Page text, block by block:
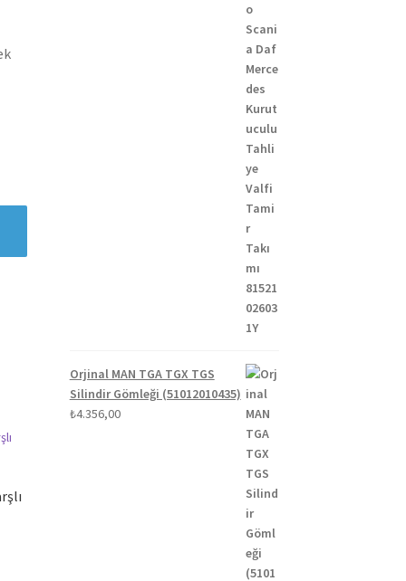
Orjinal MAN TGA TGX TGS
Silindir Gömleği (51012010435)
₺4.356,00